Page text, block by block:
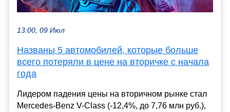
13:00, 09 Июл
Названы 5 автомобилей, которые больше
всего потеряли в цене на вторичке с начала
года
Лидером падения цены на вторичном рынке стал
Mercedes-Benz V-Class (-12,4%, до 7,76 млн руб.),